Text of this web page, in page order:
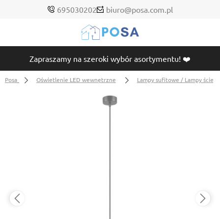
695030202 biuro@posa.com.pl
Zapraszamy na szeroki wybór asortymentu! ❤️
Posa Oświetlenie LED wewnętrzne Lampy sufitowe / Lampy